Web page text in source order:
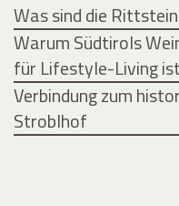
Was sind die
Warum Südtirols
für Lifestyle-Living ist
Verbindung zum
Stroblhof